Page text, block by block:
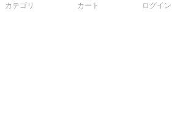
カテゴリ カート ログイン